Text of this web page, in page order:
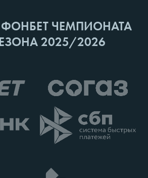
ФОНБЕТ ЧЕМПИОНАТА
2025/2026